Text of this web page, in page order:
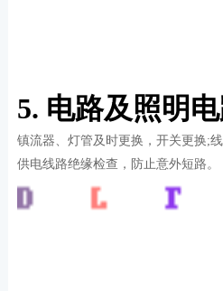
5. 电路及照明
镇流器、灯管及时更换，开关更换;
供电线路绝缘检查，防止意外短路。